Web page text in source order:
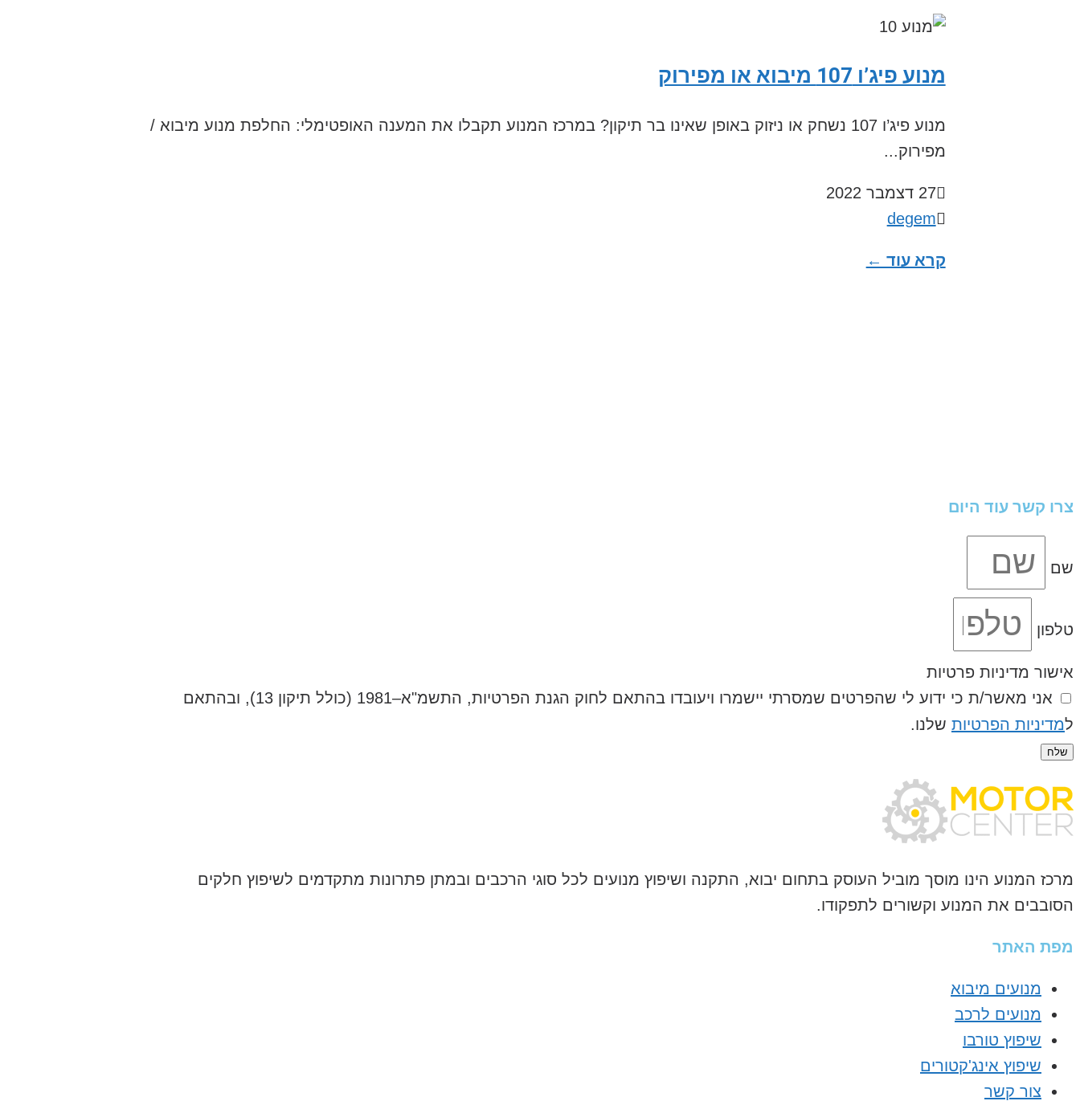
מנוע פיג’ו 107 מיבוא או מפירוק
מנוע פיג’ו 107 נשחק או ניזוק באופן שאינו בר תיקון? במרכז המנוע תקבלו את המענה האופטימלי: החלפת מנוע מיבוא /
מפירוק...
27 דצמבר 2022
degem
קרא עוד ←
צרו קשר עוד היום
שם
טלפון
אישור מדיניות פרטיות
אני מאשר/ת כי ידוע לי שהפרטים שמסרתי יישמרו ויעובדו בהתאם לחוק הגנת הפרטיות, התשמ"א–1981 (כולל תיקון 13), ובהתאם
למדיניות הפרטיות שלנו.
שלח
מרכז המנוע הינו מוסך מוביל העוסק בתחום יבוא, התקנה ושיפוץ מנועים לכל סוגי הרכבים ובמתן פתרונות מתקדמים לשיפוץ חלקים
הסובבים את המנוע וקשורים לתפקודו.
מפת האתר
מנועים מיבוא
מנועים לרכב
שיפוץ טורבו
שיפוץ אינג'קטורים
צור קשר